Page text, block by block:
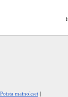
Poista mainokset |